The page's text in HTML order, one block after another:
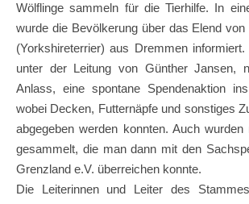
Wölflinge sammeln für die Tierhilfe. In
wurde die Bevölkerung über das Elend
(Yorkshireterrier) aus Dremmen
unter der Leitung von Günther Jansen,
Anlass, eine spontane Spendenaktion
wobei Decken, Futternäpfe und sonstiges
abgegeben werden konnten. Auch
gesammelt, die man dann mit den
Grenzland e.V. überreichen konnte.
Die Leiterinnen und Leiter des